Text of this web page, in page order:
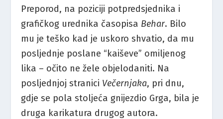
Preporod, na poziciji potpredsjednika i
grafičkog urednika časopisa Behar. Bilo
mu je teško kad je uskoro shvatio, da mu
posljednje poslane “kaiševe” omiljenog
lika – očito ne žele objelodaniti. Na
posljednjoj stranici Večernjaka, pri dnu,
gdje se pola stoljeća gnijezdio Grga, bila je
druga karikatura drugog autora.